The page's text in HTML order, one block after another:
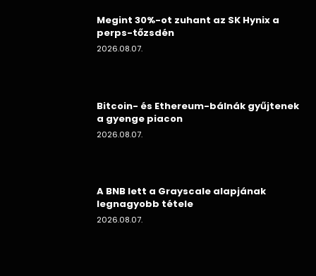
Megint 30%-ot zuhant az SK Hynix a
perps-tőzsdén
2026.08.07.
Bitcoin- és Ethereum-bálnák gyűjtenek
a gyenge piacon
2026.08.07.
A BNB lett a Grayscale alapjának
legnagyobb tétele
2026.08.07.